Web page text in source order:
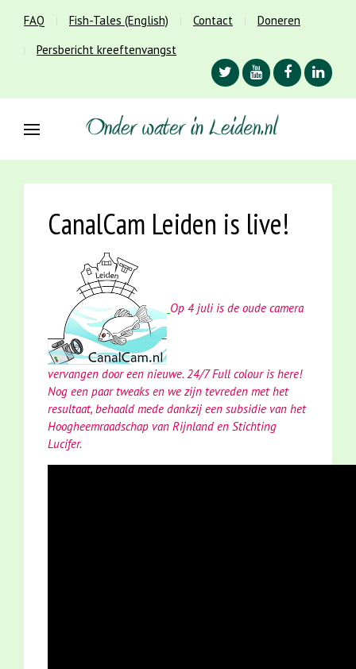
FAQ Fish-Tales (English) Contact
Doneren
Persbericht kreeftenvangst
CanalCam Leiden is live!
Op 4 juli is de oude camera
vervangen door een nieuwe. 24/7 Full colour is here!
Nog een paar tweaks en we zijn tevreden met het
resultaat, behaald mede dankzij een subsidie van het
Hoogheemraadschap van Rijnland en Stichting
Lucifer.